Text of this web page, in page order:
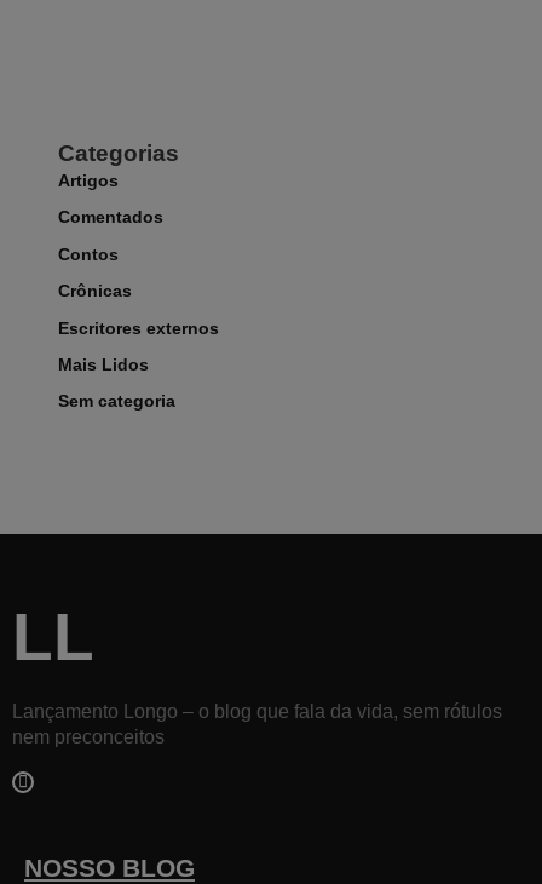
Categorias
Artigos
Comentados
Contos
Crônicas
Escritores externos
Mais Lidos
Sem categoria
LL
Lançamento Longo – o blog que fala da vida, sem rótulos
nem preconceitos
a
o
NOSSO BLOG